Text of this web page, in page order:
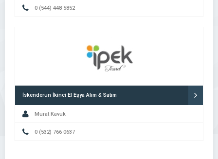
0 (544) 448 5852
İskenderun İkinci El Eşya Alım & Satım
Murat Kavuk
0 (532) 766 0637